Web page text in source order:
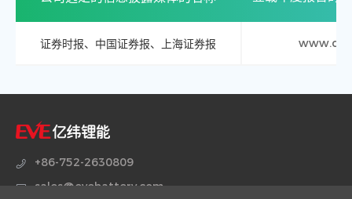
证券时报、中国证券报、上海证券报
+86-752-2630809
sales@evebattery.com